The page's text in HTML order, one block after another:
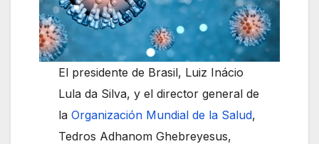
El presidente de Brasil, Luiz Inácio
Lula da Silva, y el director general de
laOrganización Mundial de la Salud,
Tedros Adhanom Ghebreyesus,